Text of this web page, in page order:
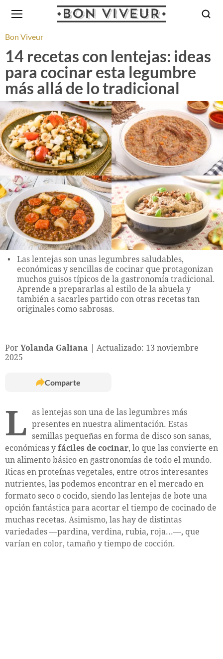
Bon Viveur
14 recetas con lentejas: ideas
para cocinar esta legumbre
más allá de lo tradicional
Las lentejas son unas legumbres saludables,
económicas y sencillas de cocinar que protagonizan
muchos guisos típicos de la gastronomía tradicional.
Aprende a prepararlas al estilo de la abuela y
también a sacarles partido con otras recetas tan
originales como sabrosas.
Por Yolanda Galiana
Actualizado: 13 noviembre
2025
Comparte
L as lentejas son una de las legumbres más
presentes en nuestra alimentación. Estas
semillas pequeñas en forma de disco son sanas,
económicas y fáciles de cocinar, lo que las convierte en
un alimento básico en gastronomías de todo el mundo.
Ricas en proteínas vegetales, entre otros interesantes
nutrientes, las podemos encontrar en el mercado en
formato seco o cocido, siendo las lentejas de bote una
opción fantástica para acortar el tiempo de cocinado de
muchas recetas. Asimismo, las hay de distintas
variedades —pardina, verdina, rubia, roja...—, que
varían en color, tamaño y tiempo de cocción.